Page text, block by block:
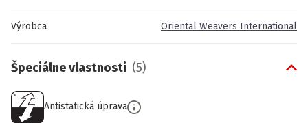
Výrobca Oriental Weavers International
Špeciálne vlastnosti (5)
Antistatická úprava